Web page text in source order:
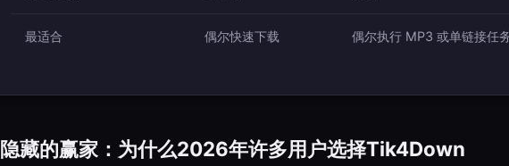
最适合 偶尔快速下载 偶尔执行 MP3 或单链接任
隐藏的赢家：为什么2026年许多用户选择Tik4Down